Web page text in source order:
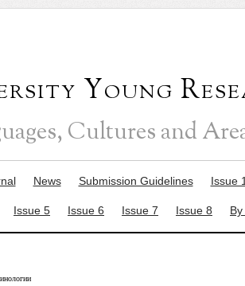
Young
Cultures and
News Submission Guidelines Issue 1
Issue 5 Issue 6 Issue 7 Issue 8